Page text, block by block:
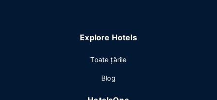
Explore Hotels
Toate ţările
Blog